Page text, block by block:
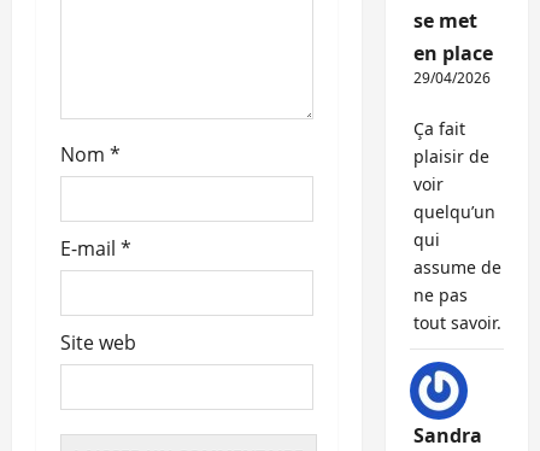
l
Nom *
E-mail *
Site web
se met
en place
29/04/2026
Ça fait
plaisir de
voir
quelqu’un
qui
assume de
ne pas
tout savoir.
Sandra